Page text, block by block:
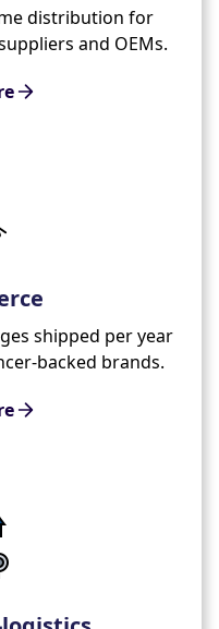
distribution for
and OEMs.
shipped per year
backed brands.